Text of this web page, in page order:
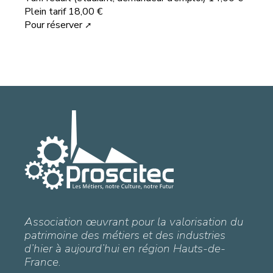
Plein tarif 18,00 €
Pour réserver
Association œuvrant pour la valorisation du
patrimoine des métiers et des industries
d’hier à aujourd’hui en région Hauts-de-
France.